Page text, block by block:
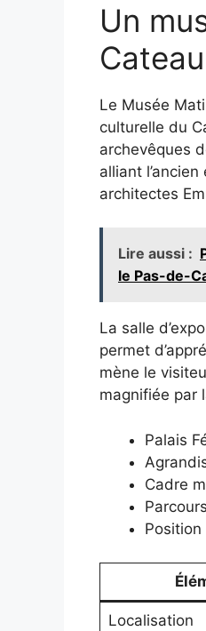
Un
Le Musée
culturelle du
archevêques
alliant
architectes
Lire aussi :
le Pas-de-
La salle
permet
mène le
magnifiée par
Palais
Cadre
Localisation